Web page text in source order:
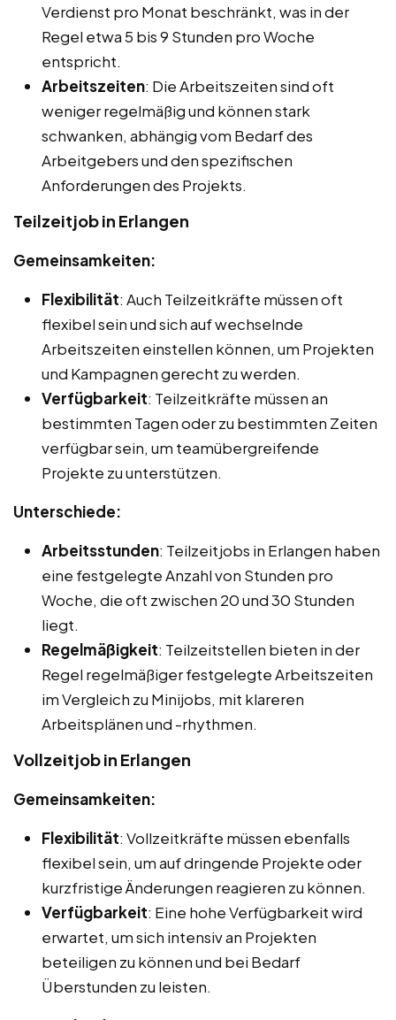
Verdienst pro Monat beschränkt, was in der
Regel etwa 5 bis 9 Stunden pro Woche
entspricht.
Arbeitszeiten: Die Arbeitszeiten sind oft
weniger regelmäßig und können stark
schwanken, abhängig vom Bedarf des
Arbeitgebers und den spezifischen
Anforderungen des Projekts.
Teilzeitjob in Erlangen
Gemeinsamkeiten:
Flexibilität: Auch Teilzeitkräfte müssen oft
flexibel sein und sich auf wechselnde
Arbeitszeiten einstellen können, um Projekten
und Kampagnen gerecht zu werden.
Verfügbarkeit: Teilzeitkräfte müssen an
bestimmten Tagen oder zu bestimmten Zeiten
verfügbar sein, um teamübergreifende
Projekte zu unterstützen.
Unterschiede:
Arbeitsstunden: Teilzeitjobs in Erlangen haben
eine festgelegte Anzahl von Stunden pro
Woche, die oft zwischen 20 und 30 Stunden
liegt.
Regelmäßigkeit: Teilzeitstellen bieten in der
Regel regelmäßiger festgelegte Arbeitszeiten
im Vergleich zu Minijobs, mit klareren
Arbeitsplänen und -rhythmen.
Vollzeitjob in Erlangen
Gemeinsamkeiten:
Flexibilität: Vollzeitkräfte müssen ebenfalls
flexibel sein, um auf dringende Projekte oder
kurzfristige Änderungen reagieren zu können.
Verfügbarkeit: Eine hohe Verfügbarkeit wird
erwartet, um sich intensiv an Projekten
beteiligen zu können und bei Bedarf
Überstunden zu leisten.